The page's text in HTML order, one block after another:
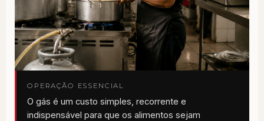
OPERAÇÃO ESSENCIAL
O gás é um custo simples, recorrente e
indispensável para que os alimentos sejam